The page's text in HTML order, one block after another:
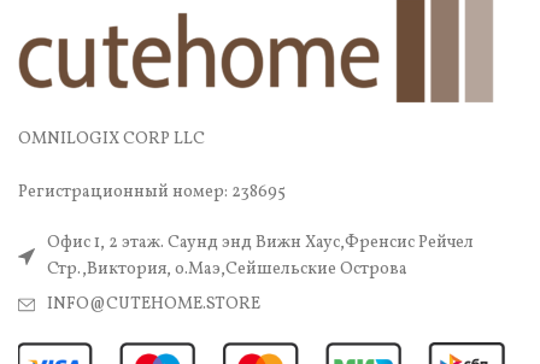
OMNILOGIX CORP LLC
Регистрационный номер: 238695
Офис 1, 2 этаж. Саунд энд Вижн Хаус,Френсис Рейчел
Стр.,Виктория, о.Маэ,Сейшельские Острова
INFO@CUTEHOME.STORE